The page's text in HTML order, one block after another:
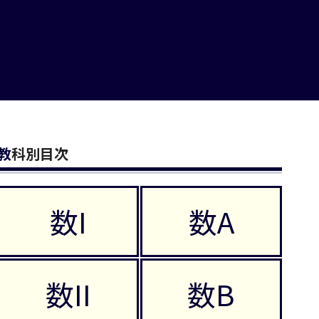
教科別目次
数I
数A
数II
数B